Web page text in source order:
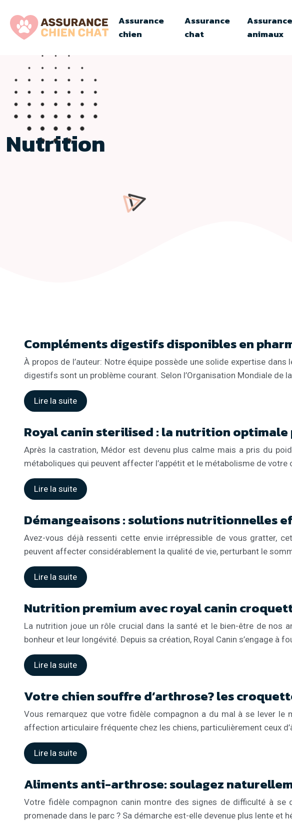
Assurance
chien
Assurance
chat
animaux
Nutrition
Compléments digestifs disponibles en
À propos de l’auteur: Notre équipe possède une solide expertise
digestifs sont un problème courant. Selon l’Organisation Mondiale de
Lire la suite
Royal canin sterilised : la nutrition
Après la castration, Médor est devenu plus calme mais a pris du
métaboliques qui peuvent affecter l’appétit et le métabolisme de votre
Lire la suite
Démangeaisons : solutions nutritionnelles
Avez-vous déjà ressenti cette envie irrépressible de vous gratter,
peuvent affecter considérablement la qualité de vie, perturbant le
Lire la suite
Nutrition premium avec royal canin
La nutrition joue un rôle crucial dans la santé et le bien-être de nos
bonheur et leur longévité. Depuis sa création, Royal Canin s’engage à
Lire la suite
Votre chien souffre d’arthrose? les
Vous remarquez que votre fidèle compagnon a du mal à se lever le
affection articulaire fréquente chez les chiens, particulièrement ceux
Lire la suite
Aliments anti-arthrose: soulagez
Votre fidèle compagnon canin montre des signes de difficulté à se
promenade dans le parc ? Sa démarche est-elle devenue plus lente et